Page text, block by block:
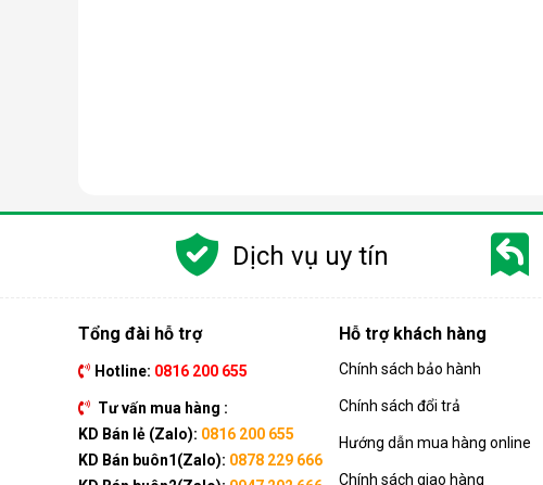
Dịch vụ uy tín
Tổng đài hỗ trợ
Hotline: 0816 200 655
Tư vấn mua hàng :
KD Bán lẻ (Zalo): 0816 200 655
KD Bán buôn1(Zalo): 0878 229 666
Hỗ trợ khách hàng
Chính sách bảo hành
Chính sách đổi trả
Hướng dẫn mua hàng online
Chính sách giao hàng